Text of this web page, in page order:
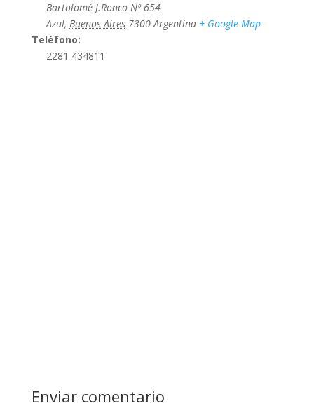
Bartolomé J.Ronco Nº 654
Azul, Buenos Aires 7300 Argentina + Google Map
Teléfono:
2281 434811
Enviar comentario